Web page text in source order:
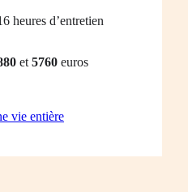
heures d’entretien
et 5760euros
vie entière